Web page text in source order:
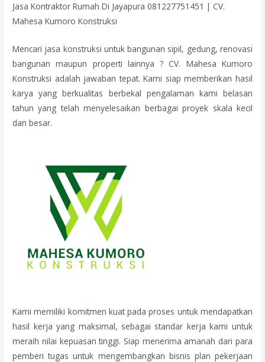
Jasa Kontraktor Rumah Di Jayapura 081227751451 | CV.
Mahesa Kumoro Konstruksi
Mencari jasa konstruksi untuk bangunan sipil, gedung, renovasi
bangunan maupun properti lainnya ? CV. Mahesa Kumoro
Konstruksi adalah jawaban tepat. Kami siap memberikan hasil
karya yang berkualitas berbekal pengalaman kami belasan
tahun yang telah menyelesaikan berbagai proyek skala kecil
dan besar.
Kami memiliki komitmen kuat pada proses untuk mendapatkan
hasil kerja yang maksimal, sebagai standar kerja kami untuk
meraih nilai kepuasan tinggi. Siap menerima amanah dari para
pemberi tugas untuk mengembangkan bisnis plan pekerjaan